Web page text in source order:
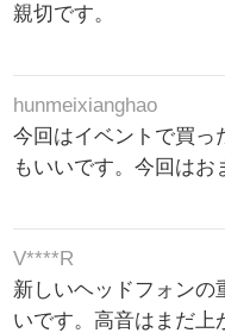
親切です。
hunmeixianghao
今回はイベントで買っ
もいいです。今回はお
V****R
新しいヘッドフォンの
いです。高音はまだ上